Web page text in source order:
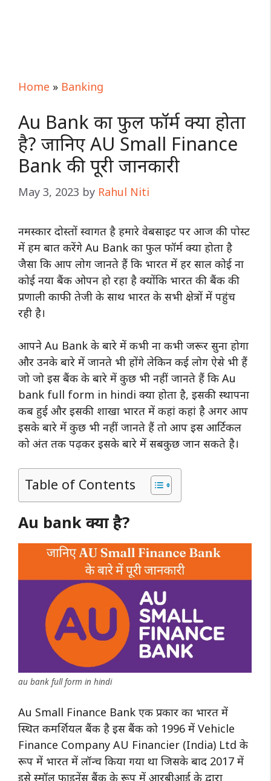
Home » Banking
Au Bank का फुल फॉर्म क्या होता
है? जानिए AU Small Finance
Bank की पूरी जानकारी
May 3, 2023 by Rahul Niti
नमस्कार दोस्तों स्वागत है हमारे वेबसाइट पर आज की पोस्ट
में हम बात करेंगे Au Bank का फुल फॉर्म क्या होता है
जैसा कि आप लोग जानते हैं कि भारत में हर साल कोई ना
कोई नया बैंक ओपन हो रहा है क्योंकि भारत की बैंक की
प्रणाली काफी तेजी के साथ भारत के सभी क्षेत्रों में पहुंच
रही है।
आपने Au Bank के बारे में कभी ना कभी जरूर सुना होगा
और उनके बारे में जानते भी होंगे लेकिन कई लोग ऐसे भी हैं
जो जो इस बैंक के बारे में कुछ भी नहीं जानते हैं कि Au
bank full form in hindi क्या होता है, इसकी स्थापना
कब हुई और इसकी शाखा भारत में कहां कहां है अगर आप
इसके बारे में कुछ भी नहीं जानते हैं तो आप इस आर्टिकल
को अंत तक पढ़कर इसके बारे में सबकुछ जान सकते है।
Table of Contents
Au bank क्या है?
au bank full form in hindi
Au Small Finance Bank एक प्रकार का भारत में
स्थित कमर्शियल बैंक है इस बैंक को 1996 में Vehicle
Finance Company AU Financier (India) Ltd के
रूप में भारत में लॉन्च किया गया था जिसके बाद 2017 में
इसे स्मॉल फाइनेंस बैंक के रूप में आरबीआई के द्वारा